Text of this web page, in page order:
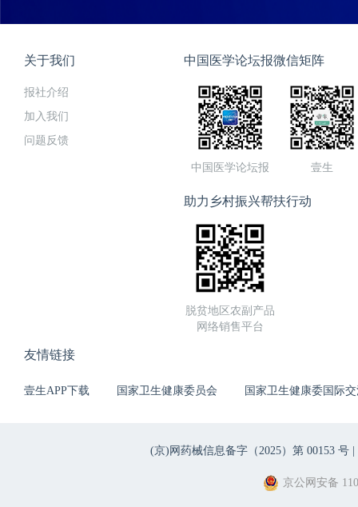
关于我们
报社介绍
加入我们
问题反馈
中国医学论坛报微信矩阵
中国医学论坛报 壹生
助力乡村振兴帮扶行动
脱贫地区农副产品
网络销售平台
友情链接
壹生APP下载 国家卫生健康委员会 国家卫生健康委国际
(京)网药械信息备字（2025）第 00153 号 |
京公网安备